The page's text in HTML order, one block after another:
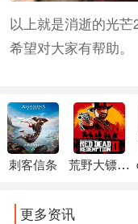
以上就是消逝的光芒
希望对大家有帮助。
刺客信条 荒野大镖客2
更多资讯